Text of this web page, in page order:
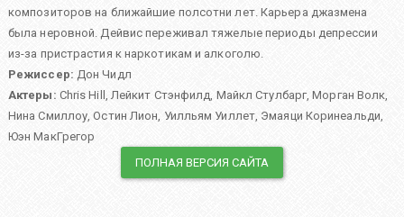
композиторов на ближайшие полсотни лет. Карьера джазмена
была неровной. Дейвис переживал тяжелые периоды депрессии
из-за пристрастия к наркотикам и алкоголю.
Режиссер: Дон Чидл
Актеры: Chris Hill ,Лейкит Стэнфилд, Майкл Стулбарг,Морган Волк,
Нина Смиллоу,Остин Лион, Уилльям Уиллет, Эмаяци Коринеальди,
Юэн МакГрегор
ПОЛНАЯ ВЕРСИЯ САЙТА